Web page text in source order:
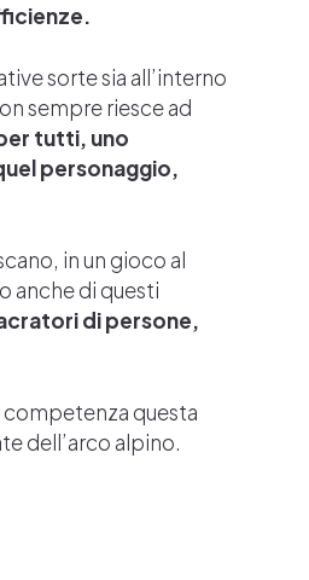
sorte sia all’interno
sempre riesce ad
tutti, uno
personaggio,
in un gioco al
anche di questi
di persone,
competenza questa
dell’arco alpino.